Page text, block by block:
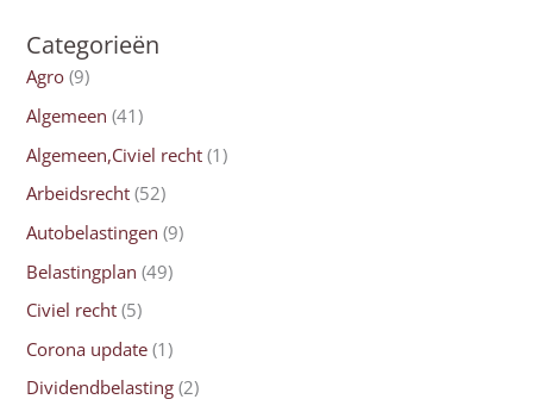
Categorieën
Agro (9)
Algemeen (41)
Algemeen,Civiel recht (1)
Arbeidsrecht (52)
Autobelastingen (9)
Belastingplan (49)
Civiel recht (5)
Corona update (1)
Dividendbelasting (2)